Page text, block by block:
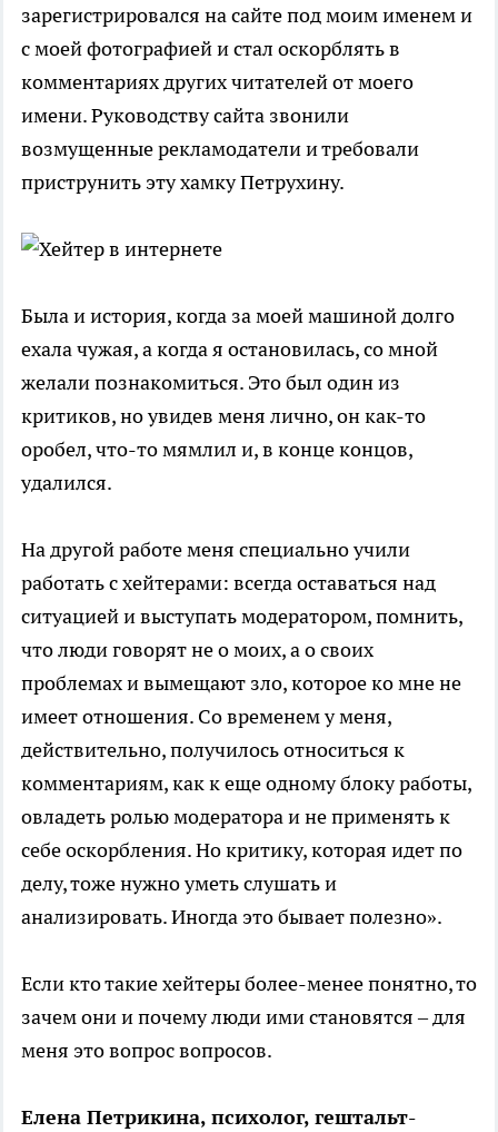
зарегистрировался на сайте под моим именем и
с моей фотографией и стал оскорблять в
комментариях других читателей от моего
имени. Руководству сайта звонили
возмущенные рекламодатели и требовали
приструнить эту хамку Петрухину.
Была и история, когда за моей машиной долго
ехала чужая, а когда я остановилась, со мной
желали познакомиться. Это был один из
критиков, но увидев меня лично, он как-то
оробел, что-то мямлил и, в конце концов,
удалился.
На другой работе меня специально учили
работать с хейтерами: всегда оставаться над
ситуацией и выступать модератором, помнить,
что люди говорят не о моих, а о своих
проблемах и вымещают зло, которое ко мне не
имеет отношения. Со временем у меня,
действительно, получилось относиться к
комментариям, как к еще одному блоку работы,
овладеть ролью модератора и не применять к
себе оскорбления. Но критику, которая идет по
делу, тоже нужно уметь слушать и
анализировать. Иногда это бывает полезно».
Если кто такие хейтеры более-менее понятно, то
зачем они и почему люди ими становятся – для
меня это вопрос вопросов.
Елена Петрикина, психолог, гештальт-